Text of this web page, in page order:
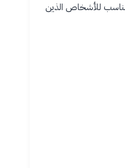
مناسب للأشخاص الذين